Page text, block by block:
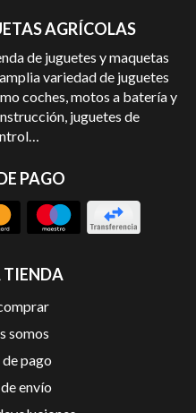
AGRÍCOLAS
de juguetes y maquetas
variedad de juguetes
coches, motos a batería y
juguetes de
PAGO
TIENDA
somos
pago
envío